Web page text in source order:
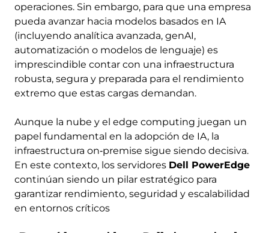
operaciones. Sin embargo, para que una empresa
pueda avanzar hacia modelos basados en IA
(incluyendo analítica avanzada, genAI,
automatización o modelos de lenguaje) es
imprescindible contar con una infraestructura
robusta, segura y preparada para el rendimiento
extremo que estas cargas demandan.
Aunque la nube y el edge computing juegan un
papel fundamental en la adopción de IA, la
infraestructura on‑premise sigue siendo decisiva.
En este contexto, los servidores Dell PowerEdge
continúan siendo un pilar estratégico para
garantizar rendimiento, seguridad y escalabilidad
en entornos críticos